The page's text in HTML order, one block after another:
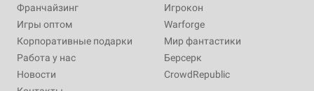
Франчайзинг
Игры оптом
Корпоративные подарки
Работа у нас
Новости
Игрокон
Warforge
Мир фантастики
Берсерк
CrowdRepublic